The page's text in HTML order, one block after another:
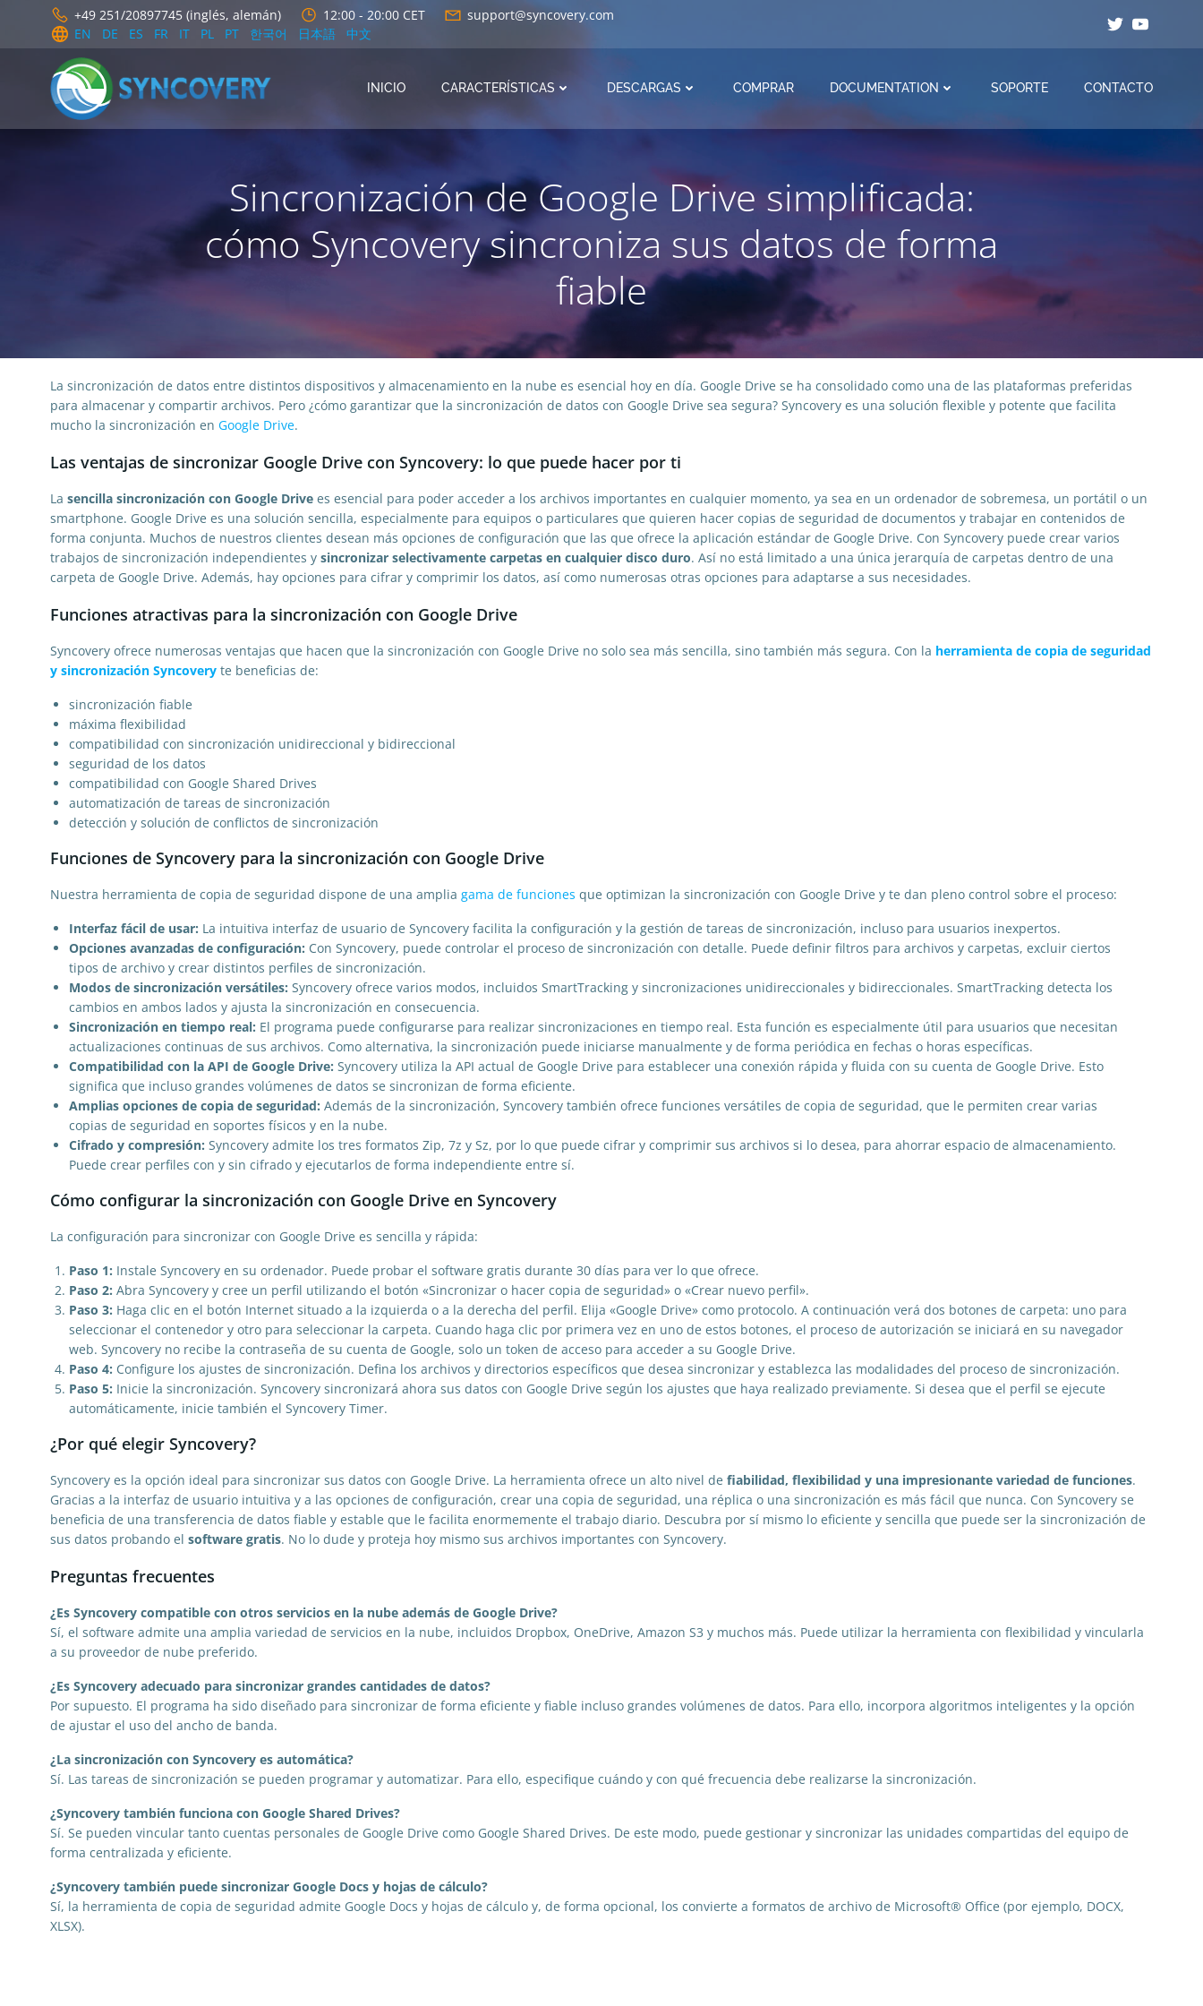
contenido
+49 251/20897745 (inglés, alemán) 12:00 - 20:00 CET
support@syncovery.com
EN
DE ES FR IT PL PT 한국어 日本語 中文
INICIO CARACTERÍSTICAS DESCARGAS COMPRAR DOCUMENTATION SOPORTE CONTACTO
Sincronización de Google Drive simplificada:
cómo Syncovery sincroniza sus datos de forma
fiable
La sincronización de datos entre distintos dispositivos y almacenamiento en la nube es esencial hoy en día. Google Drive se ha consolidado como una de las plataformas preferidas
para almacenar y compartir archivos. Pero ¿cómo garantizar que la sincronización de datos con Google Drive sea segura? Syncovery es una solución flexible y potente que facilita
mucho la sincronización en Google Drive.
Las ventajas de sincronizar Google Drive con Syncovery: lo que puede hacer por ti
La sencilla sincronización con Google Drive es esencial para poder acceder a los archivos importantes en cualquier momento, ya sea en un ordenador de sobremesa, un portátil o un
smartphone. Google Drive es una solución sencilla, especialmente para equipos o particulares que quieren hacer copias de seguridad de documentos y trabajar en contenidos de
forma conjunta. Muchos de nuestros clientes desean más opciones de configuración que las que ofrece la aplicación estándar de Google Drive. Con Syncovery puede crear varios
trabajos de sincronización independientes y sincronizar selectivamente carpetas en cualquier disco duro. Así no está limitado a una única jerarquía de carpetas dentro de una
carpeta de Google Drive. Además, hay opciones para cifrar y comprimir los datos, así como numerosas otras opciones para adaptarse a sus necesidades.
Funciones atractivas para la sincronización con Google Drive
Syncovery ofrece numerosas ventajas que hacen que la sincronización con Google Drive no solo sea más sencilla, sino también más segura. Con la herramienta de copia de seguridad
y sincronización Syncovery te beneficias de:
sincronización fiable
máxima flexibilidad
compatibilidad con sincronización unidireccional y bidireccional
seguridad de los datos
compatibilidad con Google Shared Drives
automatización de tareas de sincronización
detección y solución de conflictos de sincronización
Funciones de Syncovery para la sincronización con Google Drive
Nuestra herramienta de copia de seguridad dispone de una amplia gama de funciones que optimizan la sincronización con Google Drive y te dan pleno control sobre el proceso:
Interfaz fácil de usar: La intuitiva interfaz de usuario de Syncovery facilita la configuración y la gestión de tareas de sincronización, incluso para usuarios inexpertos.
Opciones avanzadas de configuración: Con Syncovery, puede controlar el proceso de sincronización con detalle. Puede definir filtros para archivos y carpetas, excluir ciertos
tipos de archivo y crear distintos perfiles de sincronización.
Modos de sincronización versátiles: Syncovery ofrece varios modos, incluidos SmartTracking y sincronizaciones unidireccionales y bidireccionales. SmartTracking detecta los
cambios en ambos lados y ajusta la sincronización en consecuencia.
Sincronización en tiempo real: El programa puede configurarse para realizar sincronizaciones en tiempo real. Esta función es especialmente útil para usuarios que necesitan
actualizaciones continuas de sus archivos. Como alternativa, la sincronización puede iniciarse manualmente y de forma periódica en fechas o horas específicas.
Compatibilidad con la API de Google Drive: Syncovery utiliza la API actual de Google Drive para establecer una conexión rápida y fluida con su cuenta de Google Drive. Esto
significa que incluso grandes volúmenes de datos se sincronizan de forma eficiente.
Amplias opciones de copia de seguridad: Además de la sincronización, Syncovery también ofrece funciones versátiles de copia de seguridad, que le permiten crear varias
copias de seguridad en soportes físicos y en la nube.
Cifrado y compresión: Syncovery admite los tres formatos Zip, 7z y Sz, por lo que puede cifrar y comprimir sus archivos si lo desea, para ahorrar espacio de almacenamiento.
Puede crear perfiles con y sin cifrado y ejecutarlos de forma independiente entre sí.
Cómo configurar la sincronización con Google Drive en Syncovery
La configuración para sincronizar con Google Drive es sencilla y rápida:
Paso 1: Instale Syncovery en su ordenador. Puede probar el software gratis durante 30 días para ver lo que ofrece.
Paso 2: Abra Syncovery y cree un perfil utilizando el botón «Sincronizar o hacer copia de seguridad» o «Crear nuevo perfil».
Paso 3: Haga clic en el botón Internet situado a la izquierda o a la derecha del perfil. Elija «Google Drive» como protocolo. A continuación verá dos botones de carpeta: uno para
seleccionar el contenedor y otro para seleccionar la carpeta. Cuando haga clic por primera vez en uno de estos botones, el proceso de autorización se iniciará en su navegador
web. Syncovery no recibe la contraseña de su cuenta de Google, solo un token de acceso para acceder a su Google Drive.
Paso 4: Configure los ajustes de sincronización. Defina los archivos y directorios específicos que desea sincronizar y establezca las modalidades del proceso de sincronización.
Paso 5: Inicie la sincronización. Syncovery sincronizará ahora sus datos con Google Drive según los ajustes que haya realizado previamente. Si desea que el perfil se ejecute
automáticamente, inicie también el Syncovery Timer.
¿Por qué elegir Syncovery?
Syncovery es la opción ideal para sincronizar sus datos con Google Drive. La herramienta ofrece un alto nivel de fiabilidad, flexibilidad y una impresionante variedad de funciones.
Gracias a la interfaz de usuario intuitiva y a las opciones de configuración, crear una copia de seguridad, una réplica o una sincronización es más fácil que nunca. Con Syncovery se
beneficia de una transferencia de datos fiable y estable que le facilita enormemente el trabajo diario. Descubra por sí mismo lo eficiente y sencilla que puede ser la sincronización de
sus datos probando el software gratis. No lo dude y proteja hoy mismo sus archivos importantes con Syncovery.
Preguntas frecuentes
¿Es Syncovery compatible con otros servicios en la nube además de Google Drive?
Sí, el software admite una amplia variedad de servicios en la nube, incluidos Dropbox, OneDrive, Amazon S3 y muchos más. Puede utilizar la herramienta con flexibilidad y vincularla
a su proveedor de nube preferido.
¿Es Syncovery adecuado para sincronizar grandes cantidades de datos?
Por supuesto. El programa ha sido diseñado para sincronizar de forma eficiente y fiable incluso grandes volúmenes de datos. Para ello, incorpora algoritmos inteligentes y la opción
de ajustar el uso del ancho de banda.
¿La sincronización con Syncovery es automática?
Sí. Las tareas de sincronización se pueden programar y automatizar. Para ello, especifique cuándo y con qué frecuencia debe realizarse la sincronización.
¿Syncovery también funciona con Google Shared Drives?
Sí. Se pueden vincular tanto cuentas personales de Google Drive como Google Shared Drives. De este modo, puede gestionar y sincronizar las unidades compartidas del equipo de
forma centralizada y eficiente.
¿Syncovery también puede sincronizar Google Docs y hojas de cálculo?
Sí, la herramienta de copia de seguridad admite Google Docs y hojas de cálculo y, de forma opcional, los convierte a formatos de archivo de Microsoft® Office (por ejemplo, DOCX,
XLSX).